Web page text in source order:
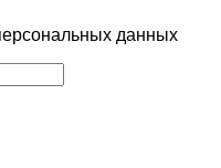
данных